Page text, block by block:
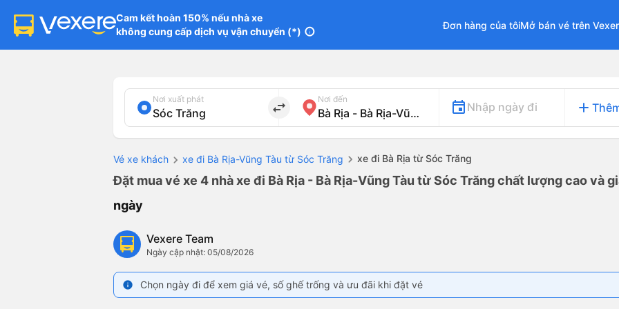
Cam kết hoàn 150% nếu nhà xe
không cung cấp dịch vụ vận chuyển (*) info
Đơn hàng của tôiMở bán vé trên
Nơi xuất phát
import_export
Nơi đến
Nhập ngày đi add
Vé xe khách xe đi Bà Rịa-Vũng Tàu từ Sóc Trăng xe đi Bà Rịa từ Sóc Trăng
Đặt mua vé xe 4 nhà xe đi Bà Rịa - Bà Rịa-Vũng Tàu từ Sóc Trăng chất lượng cao và
ngày
Vexere Team
Ngày cập nhật: 05/08/2026
info Chọn ngày đi để xem giá vé, số ghế trống và ưu đãi khi đặt vé